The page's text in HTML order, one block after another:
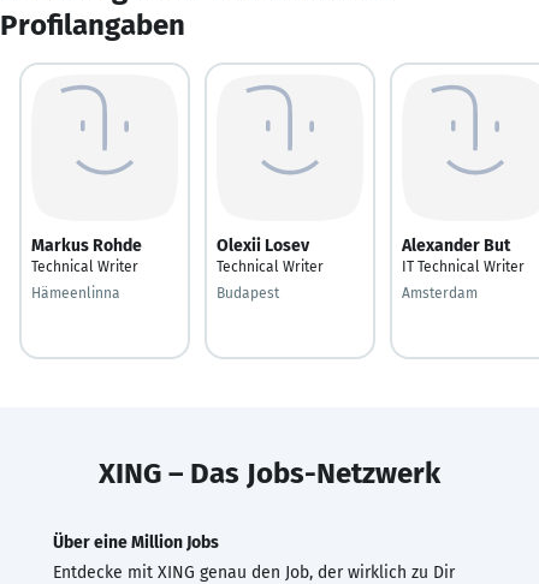
Profilangaben
Markus Rohde
Technical Writer
Hämeenlinna
Olexii Losev
Technical Writer
Budapest
Alexander But
IT Technical Writer
Amsterdam
XING – Das Jobs-Netzwerk
Über eine Million Jobs
Entdecke mit XING genau den Job, der wirklich zu Dir